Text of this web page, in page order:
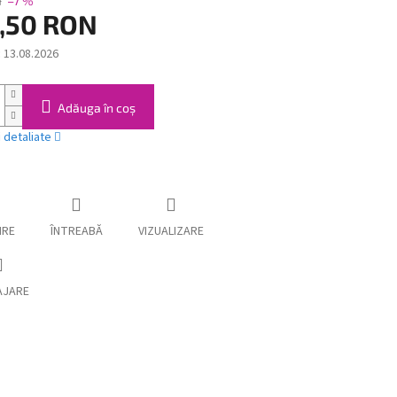
RON
13.08.2026
Adăuga în coş
detaliate
ÎNTREABĂ VIZUALIZARE